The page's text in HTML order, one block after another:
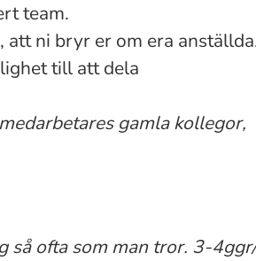
team.
att ni bryr er om era
till att dela
gamla kollegor,
så ofta som man tror. 3-4ggr/